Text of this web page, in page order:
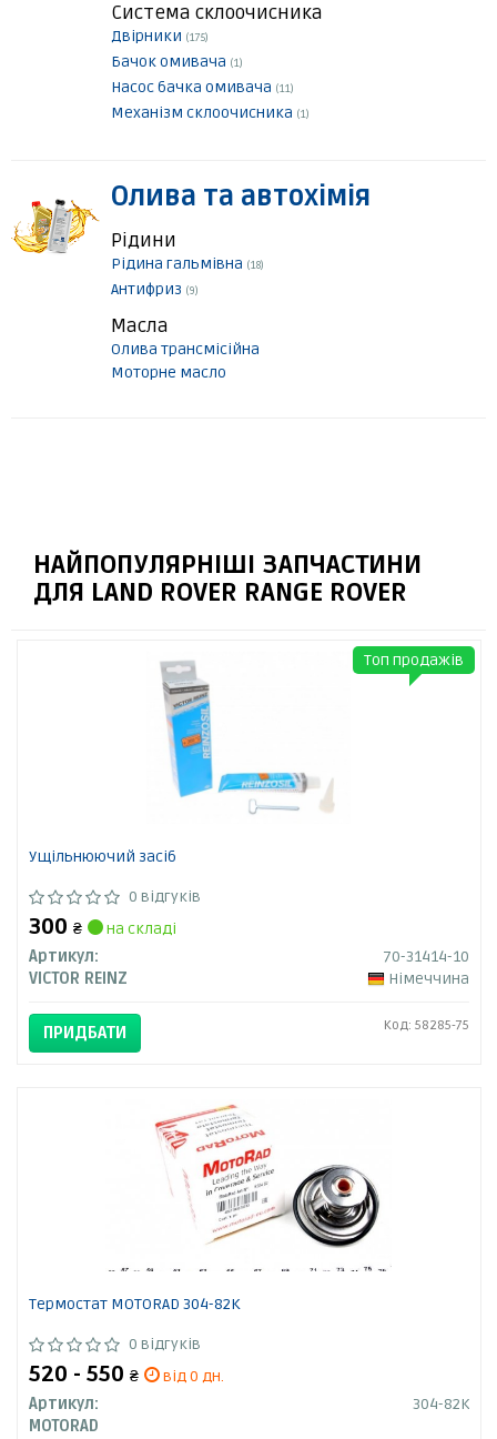
Система склоочисника
Двірники (175)
Бачок омивача (1)
Насос бачка омивача (11)
Механізм склоочисника (1)
Олива та автохімія
Рідини
Рідина гальмівна (18)
Антифриз (9)
Масла
Олива трансмісійна
Моторне масло
НАЙПОПУЛЯРНІШІ ЗАПЧАСТИНИ
ДЛЯ LAND ROVER RANGE ROVER
Ущільнюючий засіб
0 відгуків
300 ₴
на складі
Артикул:
70-31414-10
VICTOR REINZ
Німеччина
ПРИДБАТИ Код: 58285-75
Топ продажів
Термостат MOTORAD 304-82K
0 відгуків
520 - 550 ₴
від 0 дн.
Артикул:
304-82K
MOTORAD